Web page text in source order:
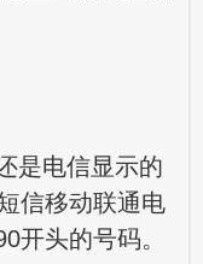
电信显示的
信移动联通电
开头的号码。